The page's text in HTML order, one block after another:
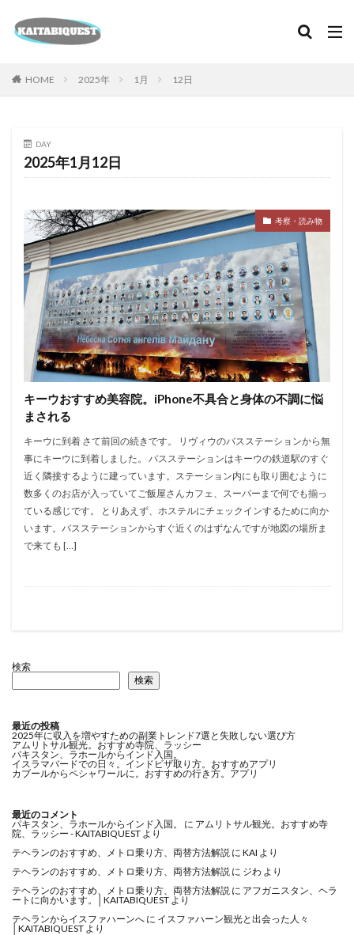
HOME 2025年 1月 12日
DAY
2025年1月12日
考察・読み物
キーウおすすめ美容院。iPhone不具合と身体の不調に悩
まされる
キーウに到着 さて前回の続きです。 リヴィウのバスステーションから無
事にキーウに到着しました。 バスステーションはキーウの鉄道駅のすぐ
近く隣接するように建っています。ステーション内にも取り囲むように
数多くのお店が入っていてご飯屋さんカフェ、スーパーまで何でも揃っ
ている感じです。 とりあえず、ホステルにチェックインするために向か
います。バスステーションからすぐ近くのはずなんですが地図の場所ま
で来ても […]
検索
検索
最近の投稿
2025年に収入を増やすための副業トレンド7選と失敗しない選び方
アムリトサル観光。おすすめ寺院、ラッシー
パキスタン、ラホールからインド入国。
イスラマバードでの日々。インドビザ取り方。おすすめアプリ
カブールからペシャワールに。おすすめの行き方。アプリ
最近のコメント
パキスタン、ラホールからインド入国。
に アムリトサル観光。おすすめ寺
院、ラッシー - KAITABIQUEST より
テヘランのおすすめ、メトロ乗り方、両替方法解説 に KAI より
テヘランのおすすめ、メトロ乗り方、両替方法解説 に ジわ より
テヘランのおすすめ、メトロ乗り方、両替方法解説 に アフガニスタン、ヘラ
ートに向かいます。│KAITABIQUEST より
テヘランからイスファハーンへ に イスファハーン観光と出会った人々
│KAITABIQUEST より
カテゴリー